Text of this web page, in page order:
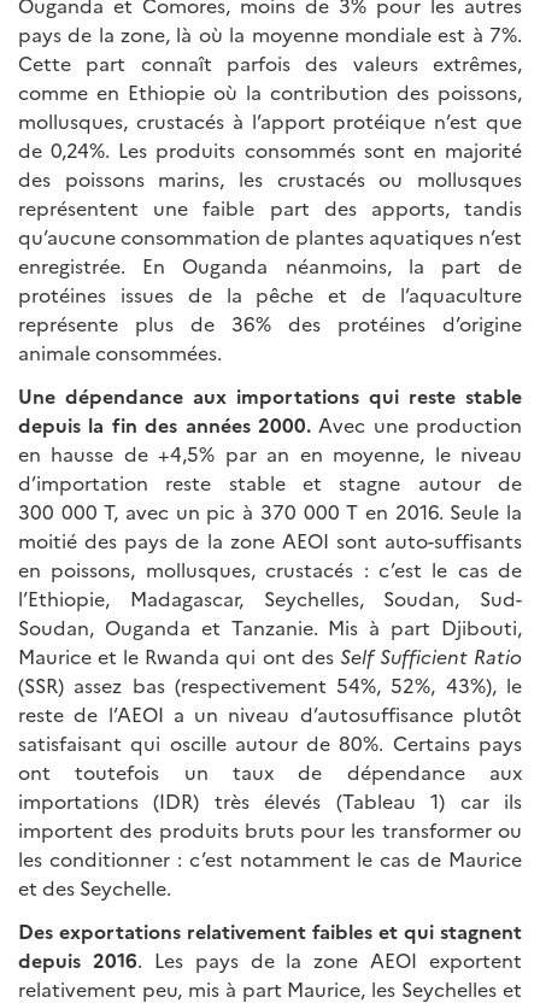
pays de la zone, là où la moyenne mondiale est à 7%.
Cette part connaît parfois des valeurs extrêmes,
comme en Ethiopie où la contribution des poissons,
mollusques, crustacés à l’apport protéique n’est que
de 0,24%. Les produits consommés sont en majorité
des poissons marins, les crustacés ou mollusques
représentent une faible part des apports, tandis
qu’aucune consommation de plantes aquatiques n’est
enregistrée. En Ouganda néanmoins, la part de
protéines issues de la pêche et de l’aquaculture
représente plus de 36% des protéines d’origine
animale consommées.
Une dépendance aux importations qui reste stable
depuis la fin des années 2000. Avec une production
en hausse de +4,5% par an en moyenne, le niveau
d’importation reste stable et stagne autour de
300 000 T, avec un pic à 370 000 T en 2016. Seule la
moitié des pays de la zone AEOI sont auto-suffisants
en poissons, mollusques, crustacés : c’est le cas de
l’Ethiopie, Madagascar, Seychelles, Soudan, Sud-
Soudan, Ouganda et Tanzanie. Mis à part Djibouti,
Maurice et le Rwanda qui ont des Self Sufficient Ratio
(SSR) assez bas (respectivement 54%, 52%, 43%), le
reste de l’AEOI a un niveau d’autosuffisance plutôt
satisfaisant qui oscille autour de 80%. Certains pays
ont toutefois un taux de dépendance aux
importations (IDR) très élevés (Tableau 1) car ils
importent des produits bruts pour les transformer ou
les conditionner : c’est notamment le cas de Maurice
et des Seychelle.
Des exportations relativement faibles et qui stagnent
depuis 2016. Les pays de la zone AEOI exportent
relativement peu, mis à part Maurice, les Seychelles et